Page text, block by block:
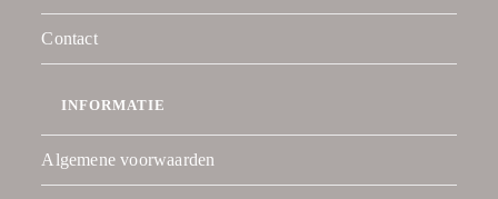
Contact
INFORMATIE
Algemene voorwaarden